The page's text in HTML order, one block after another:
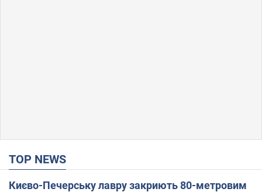
TOP NEWS
Києво-Печерську лавру закриють 80-метровим